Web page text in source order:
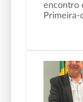
encontro
Primeira-